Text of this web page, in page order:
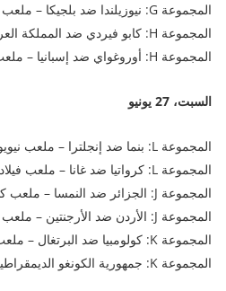
المجموعة G: نيوزيلندا ضد بلجيكا – ملعب بي سي بليس فانكوفر
المجموعة H: كابو فيردي ضد المملكة العربية السعودية – ملعب هيوستن
المجموعة H: أوروغواي ضد إسبانيا – ملعب غوادالاخارا
السبت، 27 يونيو
المجموعة L: بنما ضد إنجلترا – ملعب نيويورك نيوجيرسي
المجموعة L: كرواتيا ضد غانا – ملعب فيلادلفيا
المجموعة J: الجزائر ضد النمسا – ملعب كانساس سيتي
المجموعة J: الأردن ضد الأرجنتين – ملعب دالاس
المجموعة K: كولومبيا ضد البرتغال – ملعب ميامي
المجموعة K: جمهورية الكونغو الديمقراطية ضد أوزبكستان – ملعب أتلانتا